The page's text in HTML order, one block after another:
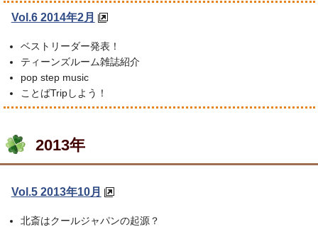
Vol.6 2014年2月
ベストリーダー発表！
ティーンズルーム雑誌紹介
pop step music
ことばTripしよう！
2013年
Vol.5 2013年10月
北斎はクールジャパンの起源？